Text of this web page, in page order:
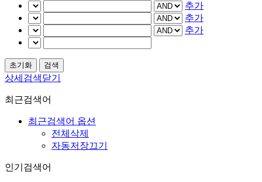
추가
추가
추가
상세검색닫기
최근검색어
최근검색어 옵션
전체삭제
자동저장끄기
인기검색어